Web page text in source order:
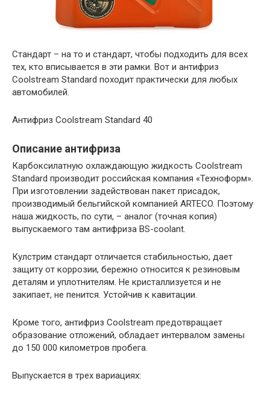
Стандарт – на то и стандарт, чтобы подходить для всех
тех, кто вписывается в эти рамки. Вот и антифриз
Coolstream Standard походит практически для любых
автомобилей.
Антифриз Coolstream Standard 40
Описание антифриза
Карбоксилатную охлаждающую жидкость Coolstream
Standard производит российская компания «Техноформ».
При изготовлении задействован пакет присадок,
производимый бельгийской компанией ARTECO. Поэтому
наша жидкость, по сути, – аналог (точная копия)
выпускаемого там антифриза BS-coolant.
Кулстрим стандарт отличается стабильностью, дает
защиту от коррозии, бережно относится к резиновым
деталям и уплотнителям. Не кристаллизуется и не
закипает, не пенится. Устойчив к кавитации.
Кроме того, антифриз Coolstream предотвращает
образование отложений, обладает интервалом замены
до 150 000 километров пробега.
Выпускается в трех вариациях: